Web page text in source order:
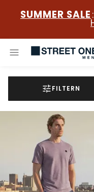
SUMMER SALE
FILTERN